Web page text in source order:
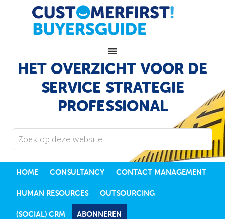
HET OVERZICHT VOOR DE
SERVICE STRATEGIE
PROFESSIONAL
HOME CONSULTANCY CONTACT MANAGEMENT
HUMAN RESOURCES OUTSOURCING
(SOCIAL) CRM ABONNEREN